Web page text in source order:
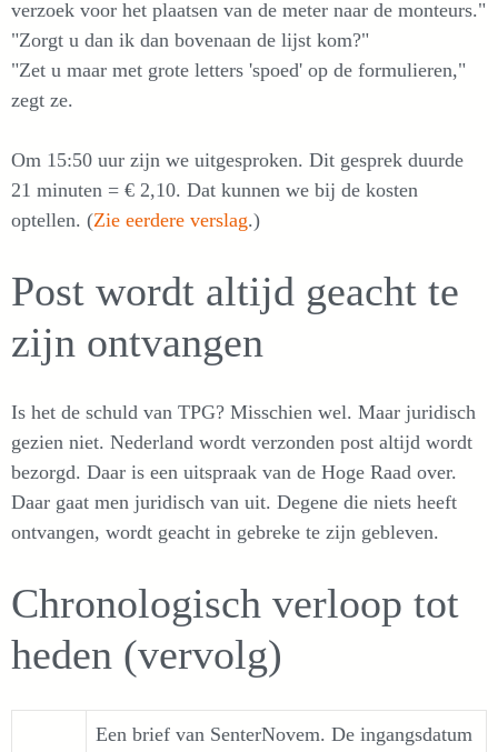
verzoek voor het plaatsen van de meter naar de monteurs."
"Zorgt u dan ik dan bovenaan de lijst kom?"
"Zet u maar met grote letters 'spoed' op de formulieren,"
zegt ze.
Om 15:50 uur zijn we uitgesproken. Dit gesprek duurde
21 minuten = € 2,10. Dat kunnen we bij de kosten
optellen. (Zie eerdere verslag.)
Post wordt altijd geacht te
zijn ontvangen
Is het de schuld van TPG? Misschien wel. Maar juridisch
gezien niet. Nederland wordt verzonden post altijd wordt
bezorgd. Daar is een uitspraak van de Hoge Raad over.
Daar gaat men juridisch van uit. Degene die niets heeft
ontvangen, wordt geacht in gebreke te zijn gebleven.
Chronologisch verloop tot
heden (vervolg)
Een brief van SenterNovem. De ingangsdatum